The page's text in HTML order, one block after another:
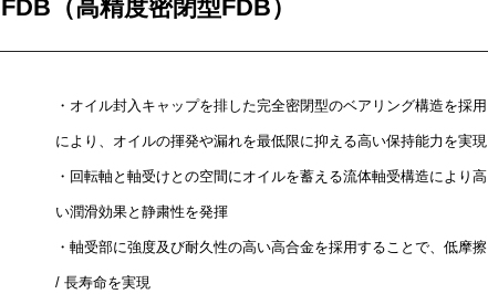
（高精度密閉型FDB）
・オイル封入キャップを排した完全密閉型のベアリング構造を採用
により、オイルの揮発や漏れを最低限に抑える高い保持能力を実現
・回転軸と軸受けとの空間にオイルを蓄える流体軸受構造により高
い潤滑効果と静粛性を発揮
・軸受部に強度及び耐久性の高い高合金を採用することで、低摩擦
/ 長寿命を実現